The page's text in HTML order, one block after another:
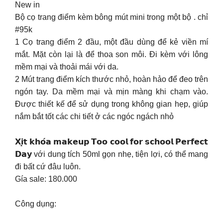
New in
Bộ cọ trang điểm kèm bông mút mini trong một bộ . chỉ
#95k
1 Cọ trang điểm 2 đầu, một đầu dùng để kẻ viền mí
mắt. Mặt còn lại là để thoa son môi. Đi kèm với lông
mềm mại và thoải mái với da.
2 Mút trang điểm kích thước nhỏ, hoàn hảo để đeo trên
ngón tay. Da mềm mại và mịn màng khi chạm vào.
Được thiết kế để sử dụng trong không gian hẹp, giúp
nắm bắt tốt các chi tiết ở các ngóc ngách nhỏ
𝗫𝗶̣𝘁 𝗸𝗵𝗼́𝗮 𝗺𝗮𝗸𝗲𝘂𝗽 𝗧𝗼𝗼 𝗰𝗼𝗼𝗹 𝗳𝗼𝗿 𝘀𝗰𝗵𝗼𝗼𝗹 𝗣𝗲𝗿𝗳𝗲𝗰𝘁
𝗗𝗮𝘆 với dung tích 50ml gọn nhẹ, tiện lợi, có thể mang
đi bất cứ đâu luôn.
Gía sale: 180.000
Công dụng: